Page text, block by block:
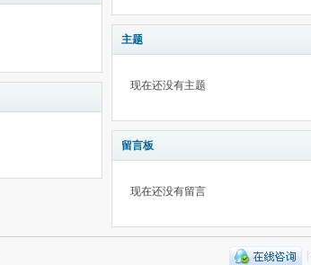
主题
现在还没有主题
留言板
现在还没有留言